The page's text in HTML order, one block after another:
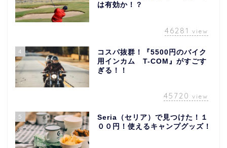
は有効か！？
46281 view
4
コスパ抜群！『5500円のバイク
用インカム T-COM』がすごす
ぎる！！
45720 view
5
Seria（セリア）で見つけた！１
００円！使えるキャンプグッズ！